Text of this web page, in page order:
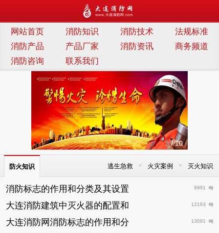
连消防网
网站首页 消防知识 消防技术
法规标准
消防产品
产品厂家 消防资讯
商务频道
消防咨询
联系我们
3/ 10
防火知识 逃生急救 • 火灾案例 • 灭火知识
消防标志的作用和分类及其设置 8991
大连消防建筑中灭火器的配置和 12163
大连消防网消防标志的作用和分 13091